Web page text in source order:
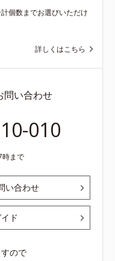
個数までお選びいただけ
詳しくはこちら
問い合わせ
010
時まで
い合わせ
ド
ので